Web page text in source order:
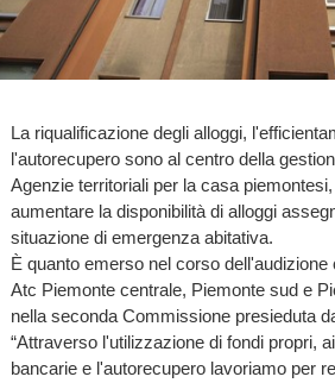
La riqualificazione degli alloggi,
l'autorecupero sono al centro della
Agenzie territoriali per la casa
aumentare la disponibilità di alloggi
situazione di emergenza abitativa.
È quanto emerso nel corso dell'audizione
Atc Piemonte centrale, Piemonte sud e
nella seconda Commissione presieduta
“Attraverso l'utilizzazione di fondi propri,
bancarie e l'autorecupero lavoriamo per